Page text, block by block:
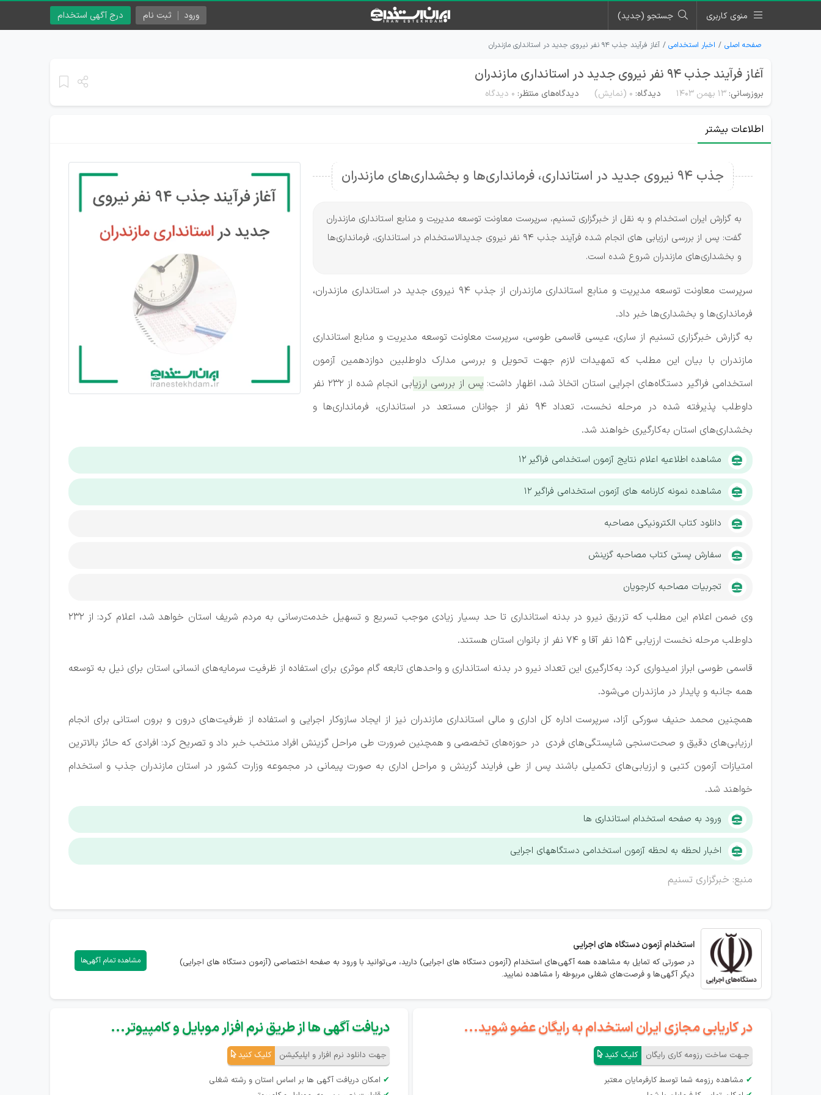
منوی کاربری جستجو (جدید) درج آگهی استخدام ورود ثبت نام
صفحه اصلی اخبار استخدامی آغاز فرآیند جذب ۹۴ نفر نیروی جدید در استانداری مازندران
آغاز فرآیند جذب ۹۴ نفر نیروی جدید در استانداری مازندران
بروزرسانی: ۱۳ بهمن ۱۴۰۳ دیدگاه: 0 (نمایش) دیدگاه‌های منتظر: ۰ دیدگاه
اطلاعات بیشتر
جذب ۹۴ نیروی جدید در استانداری، فرمانداری‌ها و بخشداری‌های مازندران
به گزارش ایران استخدام و به نقل از خبرگزاری تسنیم، سرپرست معاونت توسعه مدیریت و منابع استانداری مازندران
گفت: پس از بررسی ارزیابی های انجام شده فرآیند جذب ۹۴ نفر نیروی جدیدالاستخدام در استانداری، فرمانداری‌ها
و بخشداری‌های مازندران شروع شده است.
سرپرست معاونت توسعه مدیریت و منابع استانداری مازندران از جذب ۹۴ نیروی جدید در استانداری مازندران،
فرمانداری‌ها و بخشداری‌ها خبر داد.
به گزارش خبرگزاری تسنیم از ساری، عیسی قاسمی طوسی، سرپرست معاونت توسعه مدیریت و منابع استانداری
مازندران با بیان این مطلب که تمهیدات لازم جهت تحویل و بررسی مدارک داوطلبین دوازدهمین آزمون
استخدامی فراگیر دستگاه‌های اجرایی استان اتخاذ شد، اظهار داشت:
پس از بررسی ارزیابی انجام شده از 232 نفر
داوطلب پذیرفته شده در مرحله نخست، تعداد 94 نفر از جوانان مستعد در استانداری، فرمانداری‌ها و
بخشداری‌های استان به‌کارگیری خواهند شد.
مشاهده اطلاعیه اعلام نتایج آزمون استخدامی فراگیر 12
مشاهده نمونه کارنامه های آزمون استخدامی فراگیر 12
دانلود کتاب الکترونیکی مصاحبه
سفارش پستی کتاب مصاحبه گزینش
تجربیات مصاحبه کارجویان
وی ضمن اعلام این مطلب که تزریق نیرو در بدنه استانداری تا حد بسیار زیادی موجب تسریع و تسهیل خدمت‌رسانی به مردم شریف استان خواهد شد، اعلام کرد: از 232
داوطلب مرحله نخست ارزیابی 154 نفر آقا و 74 نفر از بانوان استان هستند.
قاسمی طوسی ابراز امیدواری کرد: به‌کارگیری این تعداد نیرو در بدنه استانداری و واحد‌های تابعه گام موثری برای استفاده از ظرفیت سرمایه‌های انسانی استان برای نیل به توسعه
همه جانبه و پایدار در مازندران می‌شود.
همچنین محمد حنیف سورکی آزاد، سرپرست اداره کل اداری و مالی استانداری مازندران نیز از ایجاد سازوکار اجرایی و استفاده از ظرفیت‌های درون و برون استانی برای انجام
ارزیابی‌های دقیق و صحت‌سنجی شایستگی‌های فردی در حوزه‌های تخصصی و همچنین ضرورت طی مراحل گزینش افراد منتخب خبر داد و تصریح کرد: افرادی که حائز بالاترین
امتیازات آزمون کتبی و ارزیابی‌های تکمیلی باشند پس از طی فرایند گزینش و مراحل اداری به صورت پیمانی در مجموعه وزارت کشور در استان مازندران جذب و استخدام
خواهند شد.
ورود به صفحه استخدام استانداری ها
اخبار لحظه به لحظه آزمون استخدامی دستگاههای اجرایی
منبع: خبرگزاری تسنیم
استخدامآزمون دستگاه های اجرایی
در صورتی که تمایل به مشاهده همه آگهی‌های استخدام (آزمون دستگاه های اجرایی) دارید، می‌توانید با ورود به صفحه اختصاصی (آزمون دستگاه های اجرایی)
دیگر آگهی‌ها و فرصت‌های شغلی مربوطه را مشاهده نمایید.
مشاهده تمام آگهی‌ها
در کاریابی مجازی ایران استخدام به رایگان عضو شوید...
جـهت ساخت رزومه کاری رایگان کلیک کنید
✔ مشاهده رزومه شما توسط کارفرمایان معتبر
دریافت آگهی ها از طریق نرم افزار موبایل و کامپیوتر...
جهت دانلود نرم افزار و اپلیکیشن کلیک کنید
✔ امکان دریافت آگهی ها بر اساس استان و رشته شغلی